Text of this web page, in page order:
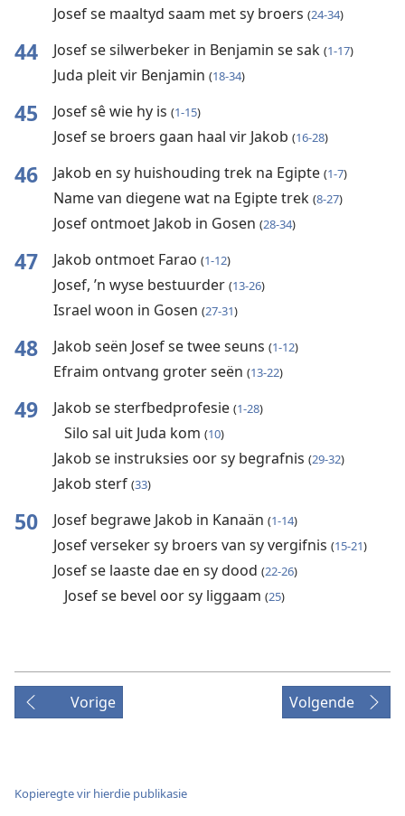
Josef se maaltyd saam met sy broers (24-34)
44 Josef se silwerbeker in Benjamin se sak (1-17)
Juda pleit vir Benjamin (18-34)
45 Josef sê wie hy is (1-15)
Josef se broers gaan haal vir Jakob (16-28)
46 Jakob en sy huishouding trek na Egipte (1-7)
Name van diegene wat na Egipte trek (8-27)
Josef ontmoet Jakob in Gosen (28-34)
47 Jakob ontmoet Farao (1-12)
Josef, ’n wyse bestuurder (13-26)
Israel woon in Gosen (27-31)
48 Jakob seën Josef se twee seuns (1-12)
Efraim ontvang groter seën (13-22)
49 Jakob se sterfbedprofesie (1-28)
Silo sal uit Juda kom (10)
Jakob se instruksies oor sy begrafnis (29-32)
Jakob sterf (33)
50 Josef begrawe Jakob in Kanaän (1-14)
Josef verseker sy broers van sy vergifnis (15-21)
Josef se laaste dae en sy dood (22-26)
Josef se bevel oor sy liggaam (25)
Vorige Volgende
Kopieregte vir hierdie publikasie